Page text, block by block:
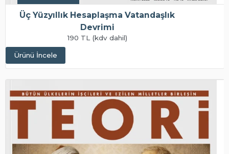
Üç Yüzyıllık Hesaplaşma Vatandaşlık
Devrimi
190 TL (kdv dahil)
Ürünü İncele